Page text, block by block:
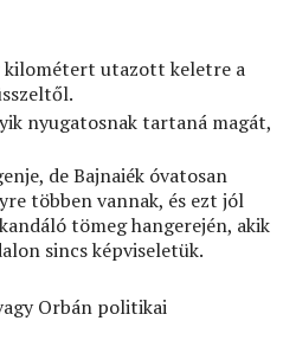
kilométert utazott keletre a
nyugatosnak tartaná magát,
de Bajnaiék óvatosan
többen vannak, és ezt jól
tömeg hangerején, akik
sincs képviseletük.
Orbán politikai